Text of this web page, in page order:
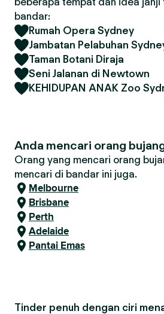
bandar:
Rumah Opera Sydney
Jambatan Pelabuhan
Taman Botani Diraja
Seni Jalanan di Newtown
KEHIDUPAN ANAK Zoo
Anda mencari orang
Orang yang mencari orang
mencari di bandar ini juga.
Melbourne
Brisbane
Perth
Adelaide
Pantai Emas
Tinder penuh dengan ciri